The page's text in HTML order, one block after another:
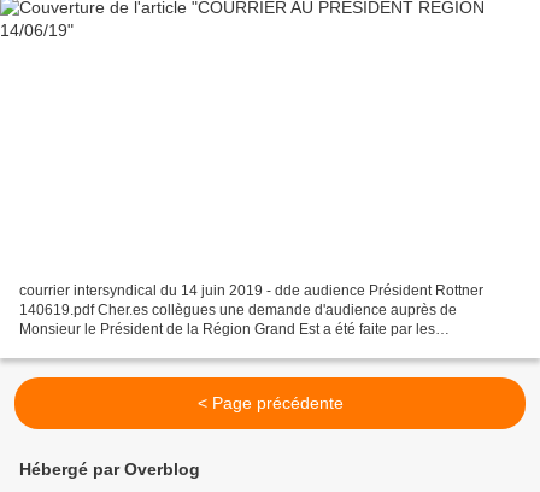
courrier intersyndical du 14 juin 2019 - dde audience Président Rottner
140619.pdf Cher.es collègues une demande d'audience auprès de
Monsieur le Président de la Région Grand Est a été faite par les
< Page précédente
Hébergé par Overblog